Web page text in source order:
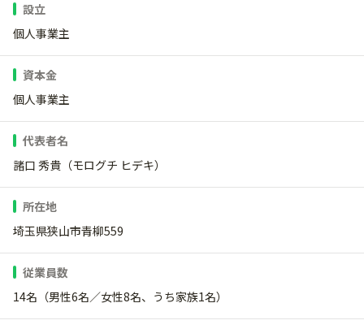
設立
個人事業主
資本金
個人事業主
代表者名
諸口 秀貴（モログチ ヒデキ）
所在地
埼玉県狭山市青柳559
従業員数
14名（男性6名／女性8名、うち家族1名）